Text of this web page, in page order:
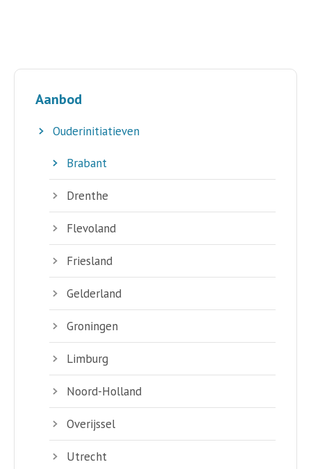
Aanbod
Ouderinitiatieven
Brabant
Drenthe
Flevoland
Friesland
Gelderland
Groningen
Limburg
Noord-Holland
Overijssel
Utrecht